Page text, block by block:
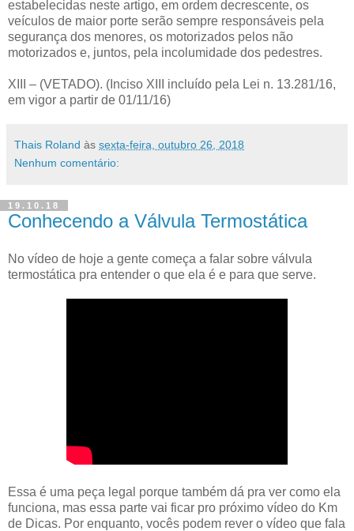
estabelecidas neste artigo, em ordem decrescente, os
veículos de maior porte serão sempre responsáveis pela
segurança dos menores, os motorizados pelos não
motorizados e, juntos, pela incolumidade dos pedestres.
XIII – (VETADO). (Inciso XIII incluído pela Lei n. 13.281/16,
em vigor a partir de 01/11/16)
Thais Roland às sexta-feira, outubro 26, 2018
Nenhum comentário:
19.10.18
Conhecendo a Válvula Termostática
No vídeo de hoje a gente começa a falar sobre válvula
termostática pra entender o que ela é e para que serve.
Essa é uma peça legal porque também dá pra ver como ela
funciona, mas essa parte vai ficar pro próximo vídeo do Km
de Dicas. Por enquanto, vocês podem rever o vídeo que fala